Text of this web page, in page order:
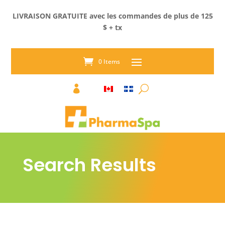
LIVRAISON GRATUITE avec les commandes de plus de 125
$ + tx
0 Items

Search Results